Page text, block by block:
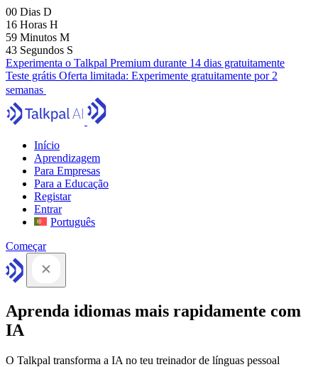
00 Dias D
16 Horas H
59 Minutos M
41 Segundos S
Experimenta o Talkpal Premium durante 14 dias gratuitamente
Teste grátis Oferta limitada: Experimente gratuitamente por 2
semanas
Início
Aprendizagem
Para Empresas
Para a Educação
Registar
Entrar
Português
Começar
Aprenda idiomas mais rapidamente com
IA
O Talkpal transforma a IA no teu treinador de línguas pessoal